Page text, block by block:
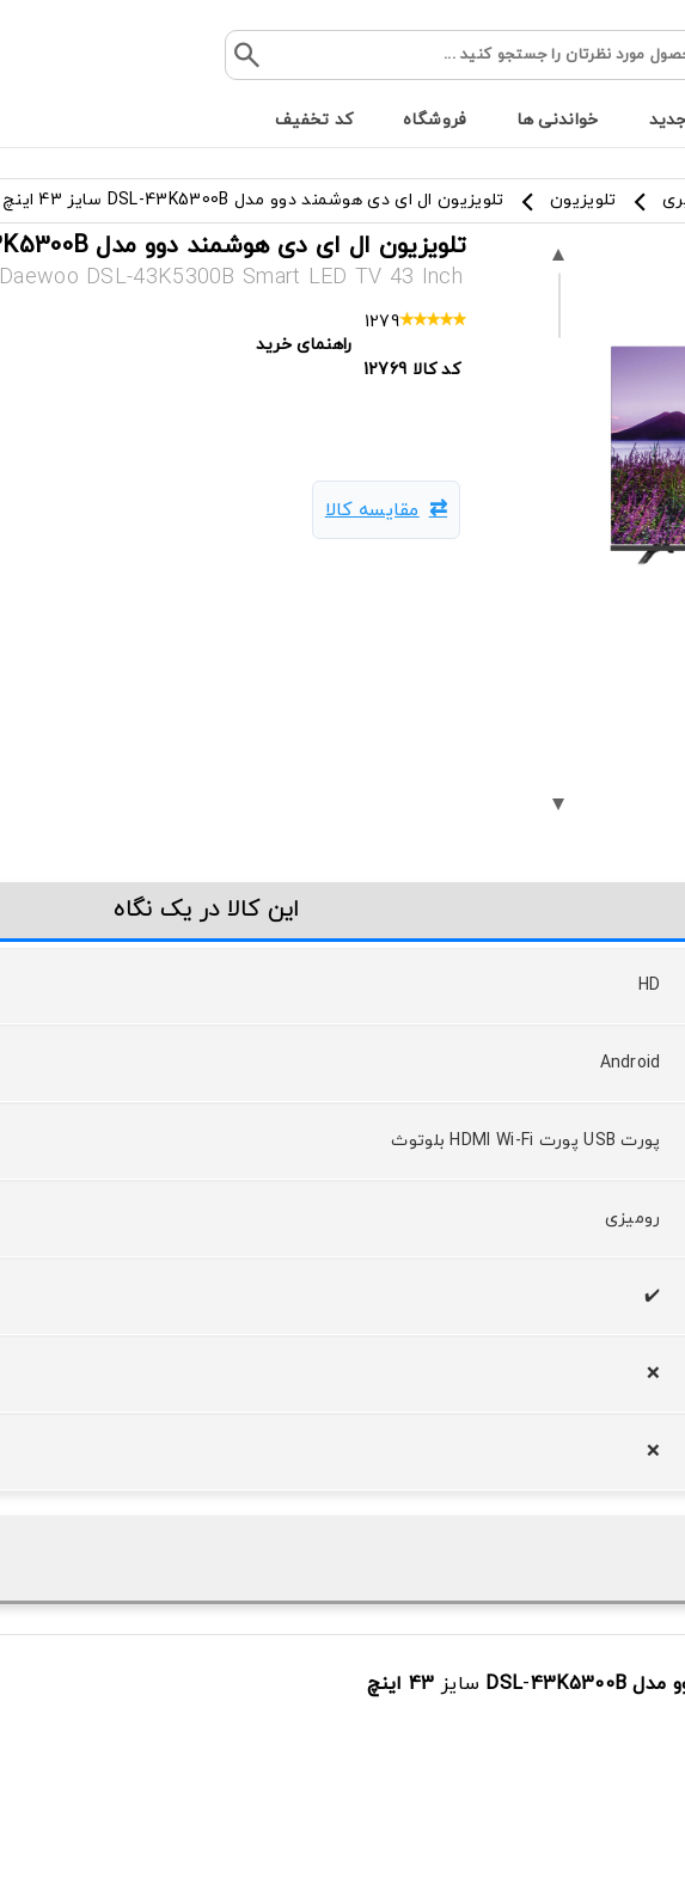
خواندنی ها فروشگاه کد تخفیف
تلویزیون تلویزیون ال ای دی هوشمند دوو مدل DSL-43K5300B سایز 43 اینچ
تلویزیون ال ای دی هوشمند دوو مدل DSL-43K5300B سایز 43 اینچ
Daewoo DSL-43K5300B Smart LED TV 43 Inch
1279
کد کالا 12769
راهنمای خرید
مقایسه کالا
این کالا در یک نگاه
HD
Android
پورت USB پورت HDMI Wi-Fi بلوتوث
رومیزی
✔️
❌
❌
مدل DSL-43K5300B سایز 43 اینچ